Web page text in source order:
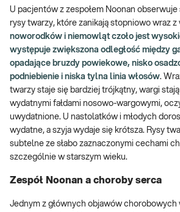
U pacjentów z zespołem Noonan
rysy twarzy, które zanikają stopniowo wraz z
noworodków i niemowląt czoło jest
występuje zwiększona odległość między
opadające bruzdy powiekowe, nisko
podniebienie i niska tylna linia włosów.
twarzy staje się bardziej trójkątny, wargi
wydatnymi fałdami nosowo-wargowymi,
uwydatnione. U nastolatków i młodych
wydatne, a szyja wydaje się krótsza. Rysy
subtelne ze słabo zaznaczonymi cechami
szczególnie w starszym wieku.
Zespół Noonan a choroby serca
Jednym z głównych objawów chorobowych